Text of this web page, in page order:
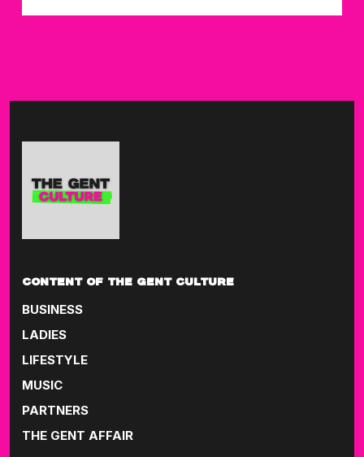
CONTENT OF THE GENT CULTURE
BUSINESS
LADIES
LIFESTYLE
MUSIC
PARTNERS
THE GENT AFFAIR